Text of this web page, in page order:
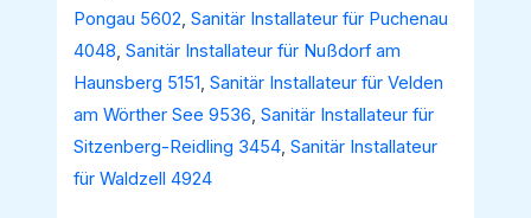
Pongau 5602,Sanitär Installateur für Puchenau
4048,Sanitär Installateur für Nußdorf am
Haunsberg 5151,Sanitär Installateur für Velden
am Wörther See 9536,Sanitär Installateur für
Sitzenberg-Reidling 3454,Sanitär Installateur
für Waldzell 4924